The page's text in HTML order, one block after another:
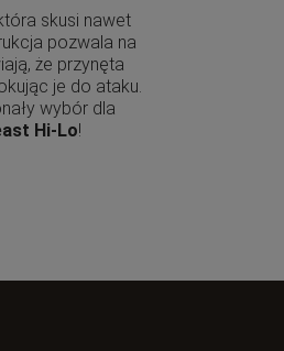
skusi nawet
pozwala na
że przynęta
je do ataku.
wybór dla
Hi-Lo!